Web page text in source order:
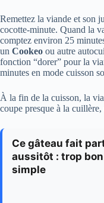
Remettez la viande et son
cocotte-minute. Quand la
comptez environ 25
un Cookeo ou autre
fonction “dorer” pour la
minutes en mode cuisson
À la fin de la cuisson, la
coupe presque à la
Ce gâteau fait
aussitôt : trop
simple